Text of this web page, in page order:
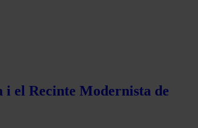
i el Recinte Modernista de